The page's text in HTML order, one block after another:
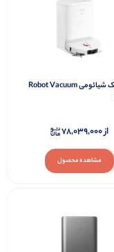
جارو رباتیک شیائومی Robot Vacuum
مشاهده محصول
از78,039,000